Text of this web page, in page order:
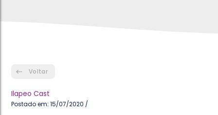
Voltar
Ilapeo Cast
Postado em: 15/07/2020 /